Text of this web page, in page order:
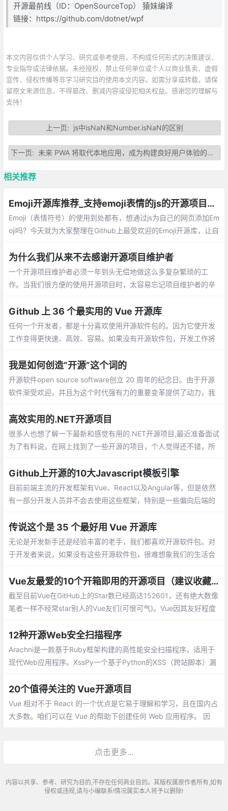
开源最前线（ID：OpenSourceTop） 猿妹编译
链接：https://github.com/dotnet/wpf
本文内容仅供个人学习、研究或参考使用，不构成任何形式的决策建议、
专业指导或法律依据。未经授权，禁止任何单位或个人以商业售卖、虚假
宣传、侵权传播等非学习研究目的使用本文内容。如需分享或转载，请保
留原文来源信息，不得篡改、删减内容或侵犯相关权益。感谢您的理解与
支持！
上一页: js中isNaN和Number.isNaN的区别
下一页: 未来 PWA 将取代本地应用，成为构建良好用户体验的首选方式
相关推荐
Emoji开源库推荐_支持emoji表情的js的开源项目总汇
Emoji（表情符号）的使用到处都有，想通过js为自己的网页添加Em
oji吗？今天就为大家整理在Github上最受欢迎的Emoji开源库，让自
为什么我们从来不去感谢开源项目维护者
一个开源项目维护者必须一年到头无偿地做这么多复杂繁琐的工
作。当我们很方便的使用开源项目时，太容易忘记项目维护者的辛
Github 上 36 个最实用的 Vue 开源库
任何一个开发者，都是十分喜欢使用开源软件包的。因为它使开发
工作变得更快速、高效、容易。如果没有开源软件包，开发工作将
用的 Vue 开源库，建议收藏！
我是如何创造“开源”这个词的
开源软件open source software创立 20 周年的纪念日。由于开源
软件渐受欢迎，并且为这个时代强有力的重要变革提供了动力，我
高效实用的.NET开源项目
很多人也想了解一下最新和感觉有用的.NET开源项目,最近准备面试
为了有料说，在网上找到了一些开源的项目，个人觉得还不错，所
Github上开源的10大Javascript模板引擎
目前前端主流的开发框架有Vue、React以及Angular等，但是依然
有一部分开发人员并不会去使用这些框架，特别是一些偏向后端的
些项目
传说这个是 35 个最好用 Vue 开源库
无论是开发新手还是经验丰富的老手，我们都喜欢开源软件包。对
于开发者来说，如果没有这些开源软件包，很难想象我们的生活会
是，随着 Vue.js 和 Nuxt.js 社区的不断壮大，每天都会出现一些很
好的软件包。
Vue友最爱的10个开箱即用的开源项目（建议收藏）
截至目前Vue在GitHub上的Star数已经高达152601，还有绝大数像
笔者一样不经常star别人的Vue友们(可恨可气)。Vue因其友好程度
12种开源Web安全扫描程序
Arachni是一款基于Ruby框架构建的高性能安全扫描程序，适用于
现代Web应用程序。XssPy一个基于Python的XSS（跨站脚本）漏
在window和linux环境下
20个值得关注的 Vue开源项目
Vue 相对不于 React 的一个优点是它易于理解和学习，且在国内占
大多数。咱们可以在 Vue 的帮助下创建任何 Web 应用程序。 因
点击更多...
内容以共享、参考、研究为目的,不存在任何商业目的。其版权属原作者所有,如有
侵权或违规,请与小编联系!情况属实本人将予以删除!